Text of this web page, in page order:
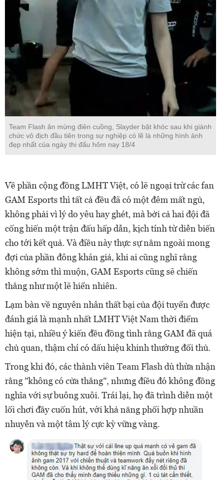
Team Flash ăn mừng điên cuồng, Slayder bật khóc sau khi giành
chức vô địch đầu tiên trong sự nghiệp có lẽ là những hình ảnh
đẹp nhất của ngày thi đấu hôm nay 18/4
Về phần cộng đồng LMHT Việt, có lẽ ngoại trừ các fan
GAM Esports thì tất cả đều đã có một đêm mất ngủ,
không phải vì lý do yêu hay ghét, mà bởi cả hai đội đã
cống hiến một trận đấu hấp dẫn, kịch tính từ diễn biến
cho tới kết quả. Và điều này thực sự nằm ngoài mong
đợi của phần đông khán giả, khi ai cũng nghĩ rằng
không sớm thì muộn, GAM Esports cũng sẽ chiến
thắng như một lẽ hiển nhiên.
Lạm bàn về nguyên nhân thất bại của đội tuyển được
đánh giá là mạnh nhất LMHT Việt Nam thời điểm
hiện tại, nhiều ý kiến đều đồng tình rằng GAM đã quá
chủ quan, thậm chí có dấu hiệu khinh thường đối thủ.
Trong khi đó, các thành viên Team Flash dù thừa nhận
rằng "không có cửa thắng", nhưng điều đó không đồng
nghĩa với sự buông xuôi. Trái lại, họ đã trình diễn một
lối chơi đầy cuốn hút, với khả năng phối hợp nhuần
nhuyễn và một tâm lý cực kỳ vững vàng.